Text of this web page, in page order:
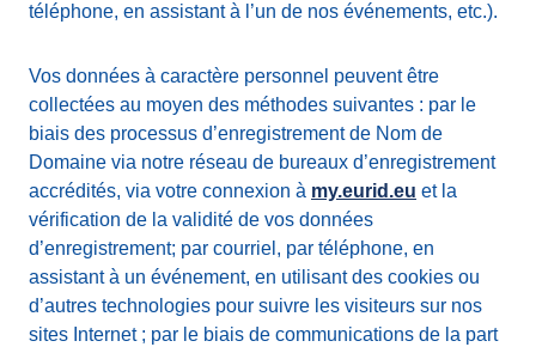
téléphone, en assistant à l’un de nos événements, etc.).
Vos données à caractère personnel peuvent être
collectées au moyen des méthodes suivantes : par le
biais des processus d’enregistrement de Nom de
Domaine via notre réseau de bureaux d’enregistrement
accrédités, via votre connexion à my.eurid.eu et la
vérification de la validité de vos données
d’enregistrement; par courriel, par téléphone, en
assistant à un événement, en utilisant des cookies ou
d’autres technologies pour suivre les visiteurs sur nos
sites Internet ; par le biais de communications de la part